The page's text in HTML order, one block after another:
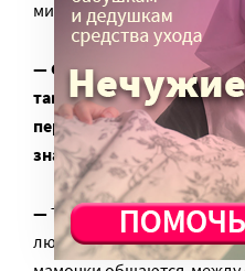
мире, у меня все хорошо».
— С кем лучше общаться
такое горе, как потерю
пережил нечто
знающими такого опыта?
—Такие люди – как
люди просто не поймут.